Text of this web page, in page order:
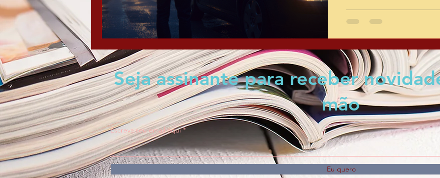
Seja assinante para receber
mão
Escreva seu email aqui
Eu quero